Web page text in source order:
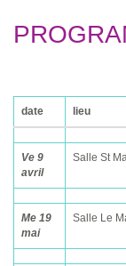
date lieu
Ve 9
avril
Salle St
Me 19
mai
Salle Le